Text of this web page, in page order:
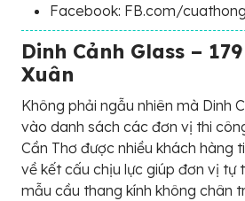
Facebook: FB.com/
Dinh Cảnh Glass –
Xuân
Không phải ngẫu nhiên mà Dinh
vào danh sách các đơn vị thi
Cần Thơ được nhiều khách hàng
về kết cấu chịu lực giúp đơn vị tự
mẫu cầu thang kính không chân